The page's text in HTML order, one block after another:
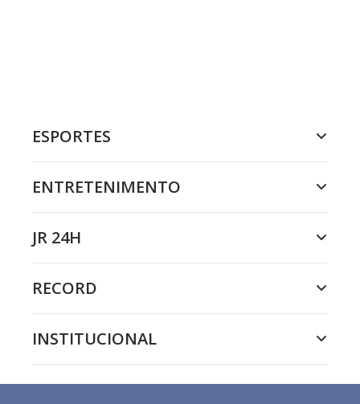
ESPORTES
ENTRETENIMENTO
JR 24H
RECORD
INSTITUCIONAL